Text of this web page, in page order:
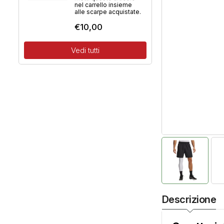
Descrizione
nel carrello insieme
alle scarpe acquistate.
€10,00
Vedi tutti